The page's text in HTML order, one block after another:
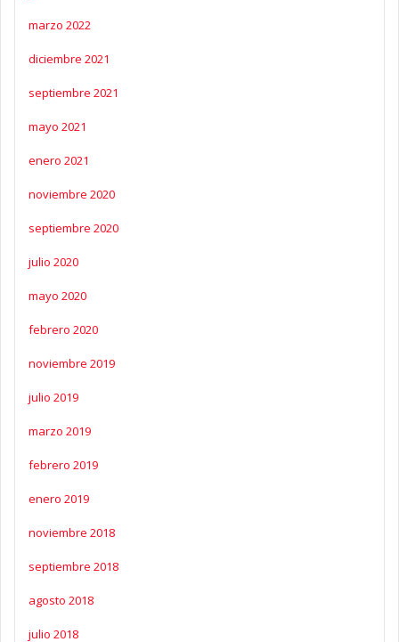
marzo 2022
diciembre 2021
septiembre 2021
mayo 2021
enero 2021
noviembre 2020
septiembre 2020
julio 2020
mayo 2020
febrero 2020
noviembre 2019
julio 2019
marzo 2019
febrero 2019
enero 2019
noviembre 2018
septiembre 2018
agosto 2018
julio 2018